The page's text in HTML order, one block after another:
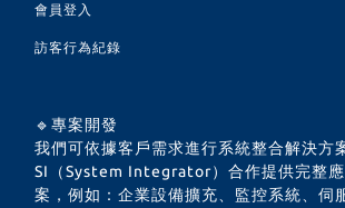
會員登入
訪客行為紀錄
🔹專案開發
我們可依據客戶需求進行系統整合解決方
SI（System Integrator）合作提供完整
案，例如：企業設備擴充、監控系統、伺